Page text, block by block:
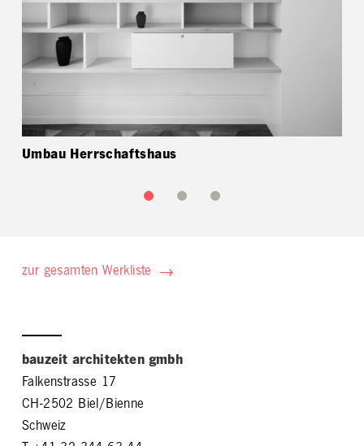
Umbau Herrschaftshaus
zur gesamten Werkliste
bauzeit architekten gmbh
Falkenstrasse 17
CH-2502 Biel/Bienne
Schweiz